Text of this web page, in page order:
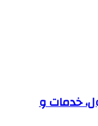
خدمات و